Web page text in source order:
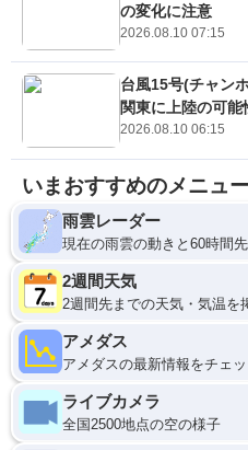
の変化に注意
2026.08.10 07:15
台風15号(チャン
関東に上陸の可能
2026.08.10 06:15
いまおすすめのメニュー
雨雲レーダー
現在の雨雲の動きと60時間
2週間天気
2週間先までの天気・気温を
アメダス
アメダスの最新情報をチェッ
ライブカメラ
全国2500地点の空の様子